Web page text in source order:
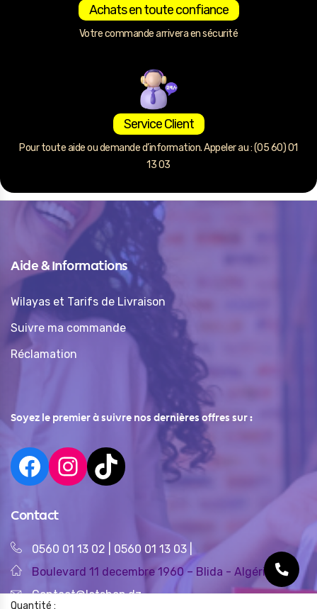
Quantité :
Achats en toute confiance
Votre commande arrivera en sécurité
Service Client
Pour toute aide ou demande d’information. Appeler au : (05 60) 01
13 03
Aide & Informations
Wilayas et Tarifs de Livraison
Suivre ma commande
Réclamation
Soyez le premier à suivre nos dernières offres sur :
Contact
0560 01 13 02 0560 01 13 03
Boulevard 11 decembre 1960 – Blida - Algérie
Contact@letshop.dz